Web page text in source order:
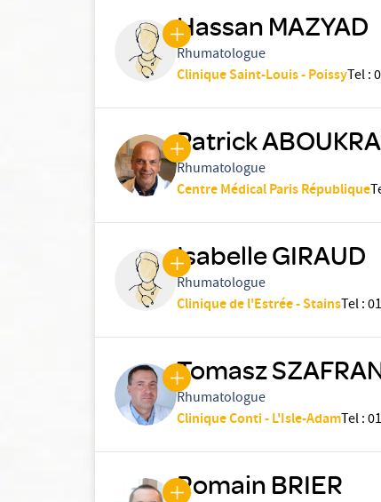
Hassan MAZYAD
Rhumatologue
Clinique Saint-Louis - PoissyTel:
Patrick
Rhumatologue
Centre Médical Paris République
Isabelle GIRAUD
Rhumatologue
Clinique de l'Estrée - StainsTel:
Tomasz
Rhumatologue
Clinique Conti - L'Isle-AdamTel:
Romain BRIER